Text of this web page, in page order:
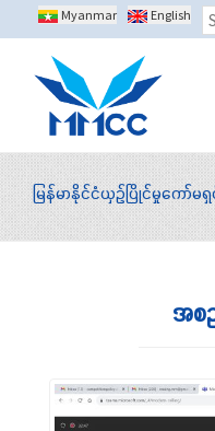
Myanmar English
မြန်မာနိုင်ငံယှဉ်ပြိုင်မှုကော်မ
အစ